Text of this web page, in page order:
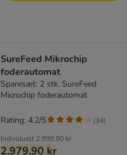
SureFeed Mikrochip
foderautomat
Sparesæt: 2 stk. SureFeed
Microchip foderautomat
Individuelt 2.999,80 kr
2.979,90 kr
Rating: 4.2/5 (34)